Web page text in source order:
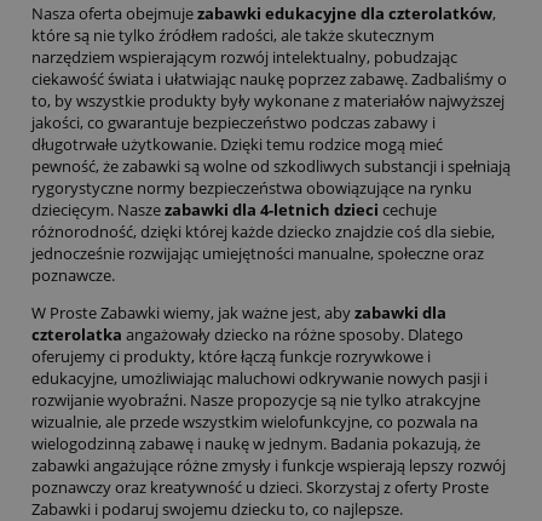
Nasza oferta obejmujezabawki edukacyjne dla czterolatków,
które są nie tylko źródłem radości, ale także skutecznym
narzędziem wspierającym rozwój intelektualny, pobudzając
ciekawość świata i ułatwiając naukę poprzez zabawę. Zadbaliśmy o
to, by wszystkie produkty były wykonane z materiałów najwyższej
jakości, co gwarantuje bezpieczeństwo podczas zabawy i
długotrwałe użytkowanie. Dzięki temu rodzice mogą mieć
pewność, że zabawki są wolne od szkodliwych substancji i spełniają
rygorystyczne normy bezpieczeństwa obowiązujące na rynku
dziecięcym. Naszezabawki dla 4-letnich dzieci cechuje
różnorodność, dzięki której każde dziecko znajdzie coś dla siebie,
jednocześnie rozwijając umiejętności manualne, społeczne oraz
poznawcze.
W Proste Zabawki wiemy, jak ważne jest, abyzabawki dla
czterolatka angażowały dziecko na różne sposoby. Dlatego
oferujemy ci produkty, które łączą funkcje rozrywkowe i
edukacyjne, umożliwiając maluchowi odkrywanie nowych pasji i
rozwijanie wyobraźni. Nasze propozycje są nie tylko atrakcyjne
wizualnie, ale przede wszystkim wielofunkcyjne, co pozwala na
wielogodzinną zabawę i naukę w jednym. Badania pokazują, że
zabawki angażujące różne zmysły i funkcje wspierają lepszy rozwój
poznawczy oraz kreatywność u dzieci. Skorzystaj z oferty Proste
Zabawki i podaruj swojemu dziecku to, co najlepsze.